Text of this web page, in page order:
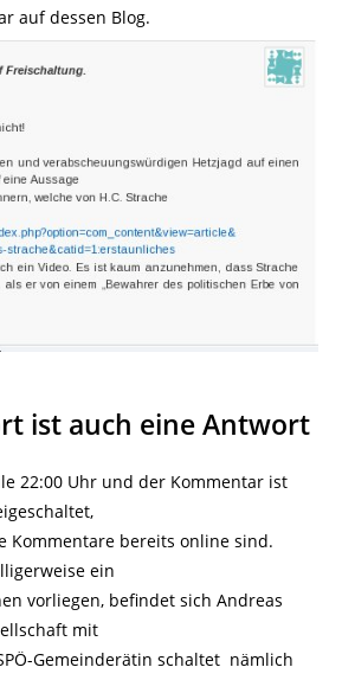
auf dessen Blog.
ist auch eine Antwort
22:00 Uhr und der Kommentar ist
Kommentare bereits online sind.
ein
vorliegen, befindet sich Andreas
mit
Gemeinderätin schaltet nämlich